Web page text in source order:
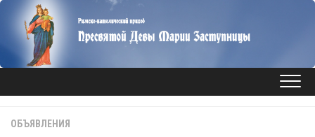
Перейти
содержанию
ОБЪЯВЛЕНИЯ